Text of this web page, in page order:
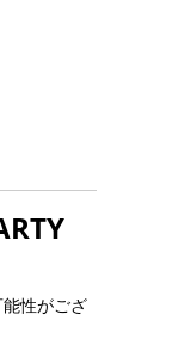
性がござ